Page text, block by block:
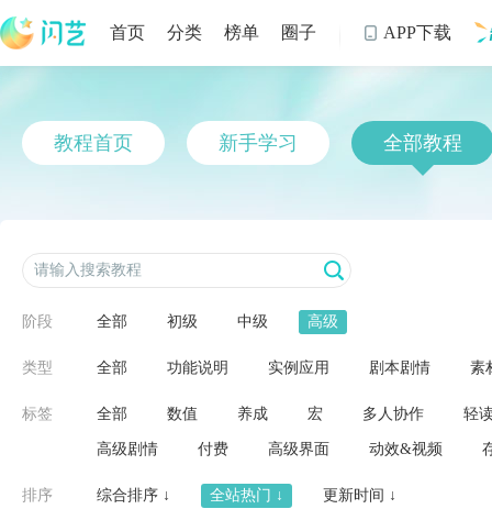
首页 分类 榜单 圈子  APP下载
教程首页 新手学习 全部教程
阶段 全部 初级 中级 高级
类型 全部 功能说明 实例应用 剧本剧情 素
标签 全部 数值 养成 宏 多人协作 轻
高级剧情 付费 高级界面 动效&视频
排序 综合排序 ↓ 全站热门 ↓ 更新时间 ↓